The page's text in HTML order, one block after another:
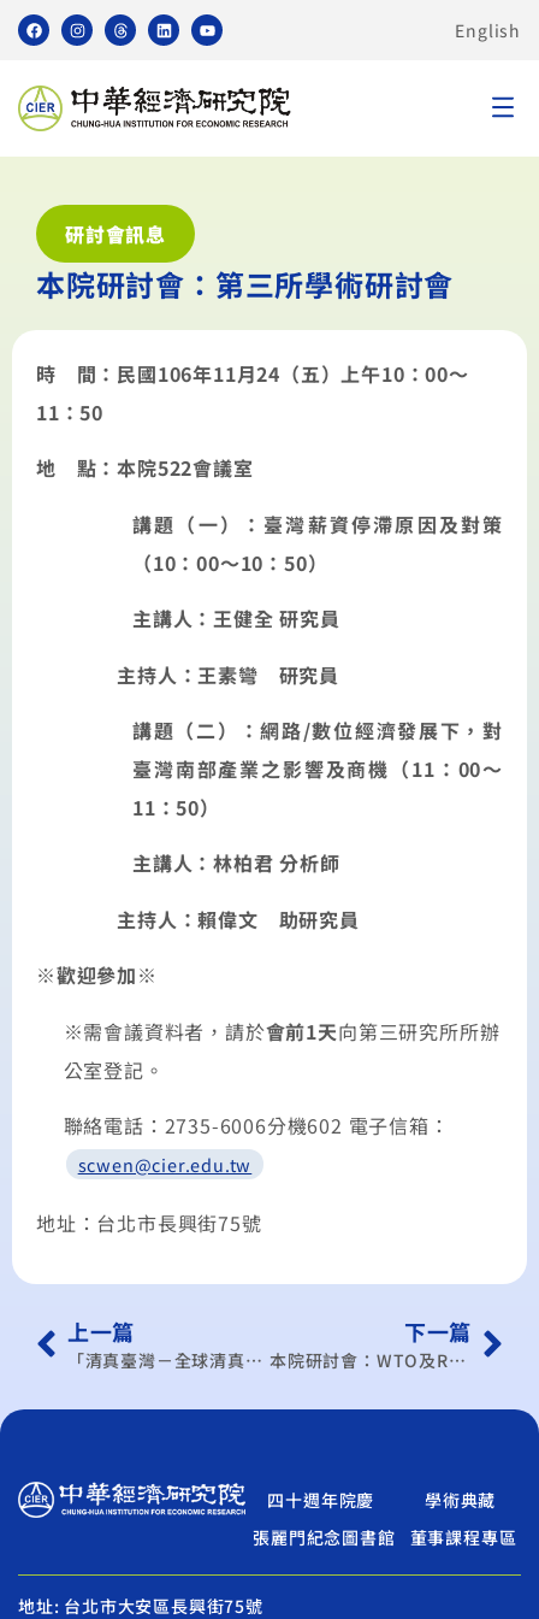
English
研討會訊息
本院研討會：第三所學術研討會
時 間：民國106年11月24 （五）上午10 ：00～
11 ：50
地 點：本院522會議室
講題（一）：臺灣薪資停滯原因及對策
（10 ：00～10 ：50）
主講人：王健全 研究員
主持人：王素彎 研究員
講題（二）：網路/數位經濟發展下，對
臺灣南部產業之影響及商機 （11 ： 00～
11 ：50）
主講人：林柏君 分析師
主持人：賴偉文 助研究員
※歡迎參加※
※需會議資料者，請於會前1天向第三研究所所辦
公室登記。
聯絡電話： 2735-6006分機602 電子信箱：
scwen@cier.edu.tw
地址：台北市長興街75號
上一篇
「清真臺灣－全球清真市場的新秀」專題演講 Speech on “Halal Taiwan: Emerging Player in the Global Halal Market” （本演講以英文進行）
下一篇
本院研討會：WTO及RTA中心學術研討會
四十週年院慶
學術典藏
張麗門紀念圖書館
董事課程專區
地址: 台北市大安區長興街75號